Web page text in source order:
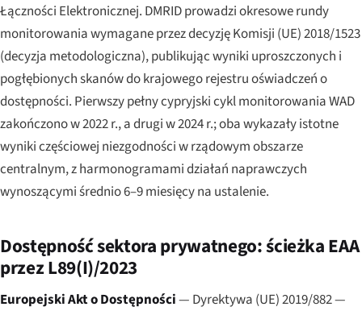
Łączności Elektronicznej. DMRID prowadzi okresowe rundy
monitorowania wymagane przez decyzję Komisji (UE) 2018/1523
(decyzja metodologiczna), publikując wyniki uproszczonych i
pogłębionych skanów do krajowego rejestru oświadczeń o
dostępności. Pierwszy pełny cypryjski cykl monitorowania WAD
zakończono w 2022 r., a drugi w 2024 r.; oba wykazały istotne
wyniki częściowej niezgodności w rządowym obszarze
centralnym, z harmonogramami działań naprawczych
wynoszącymi średnio 6–9 miesięcy na ustalenie.
Dostępność sektora prywatnego: ścieżka EAA
przez L89(I)/2023
Europejski Akt o Dostępności— Dyrektywa (UE) 2019/882 —